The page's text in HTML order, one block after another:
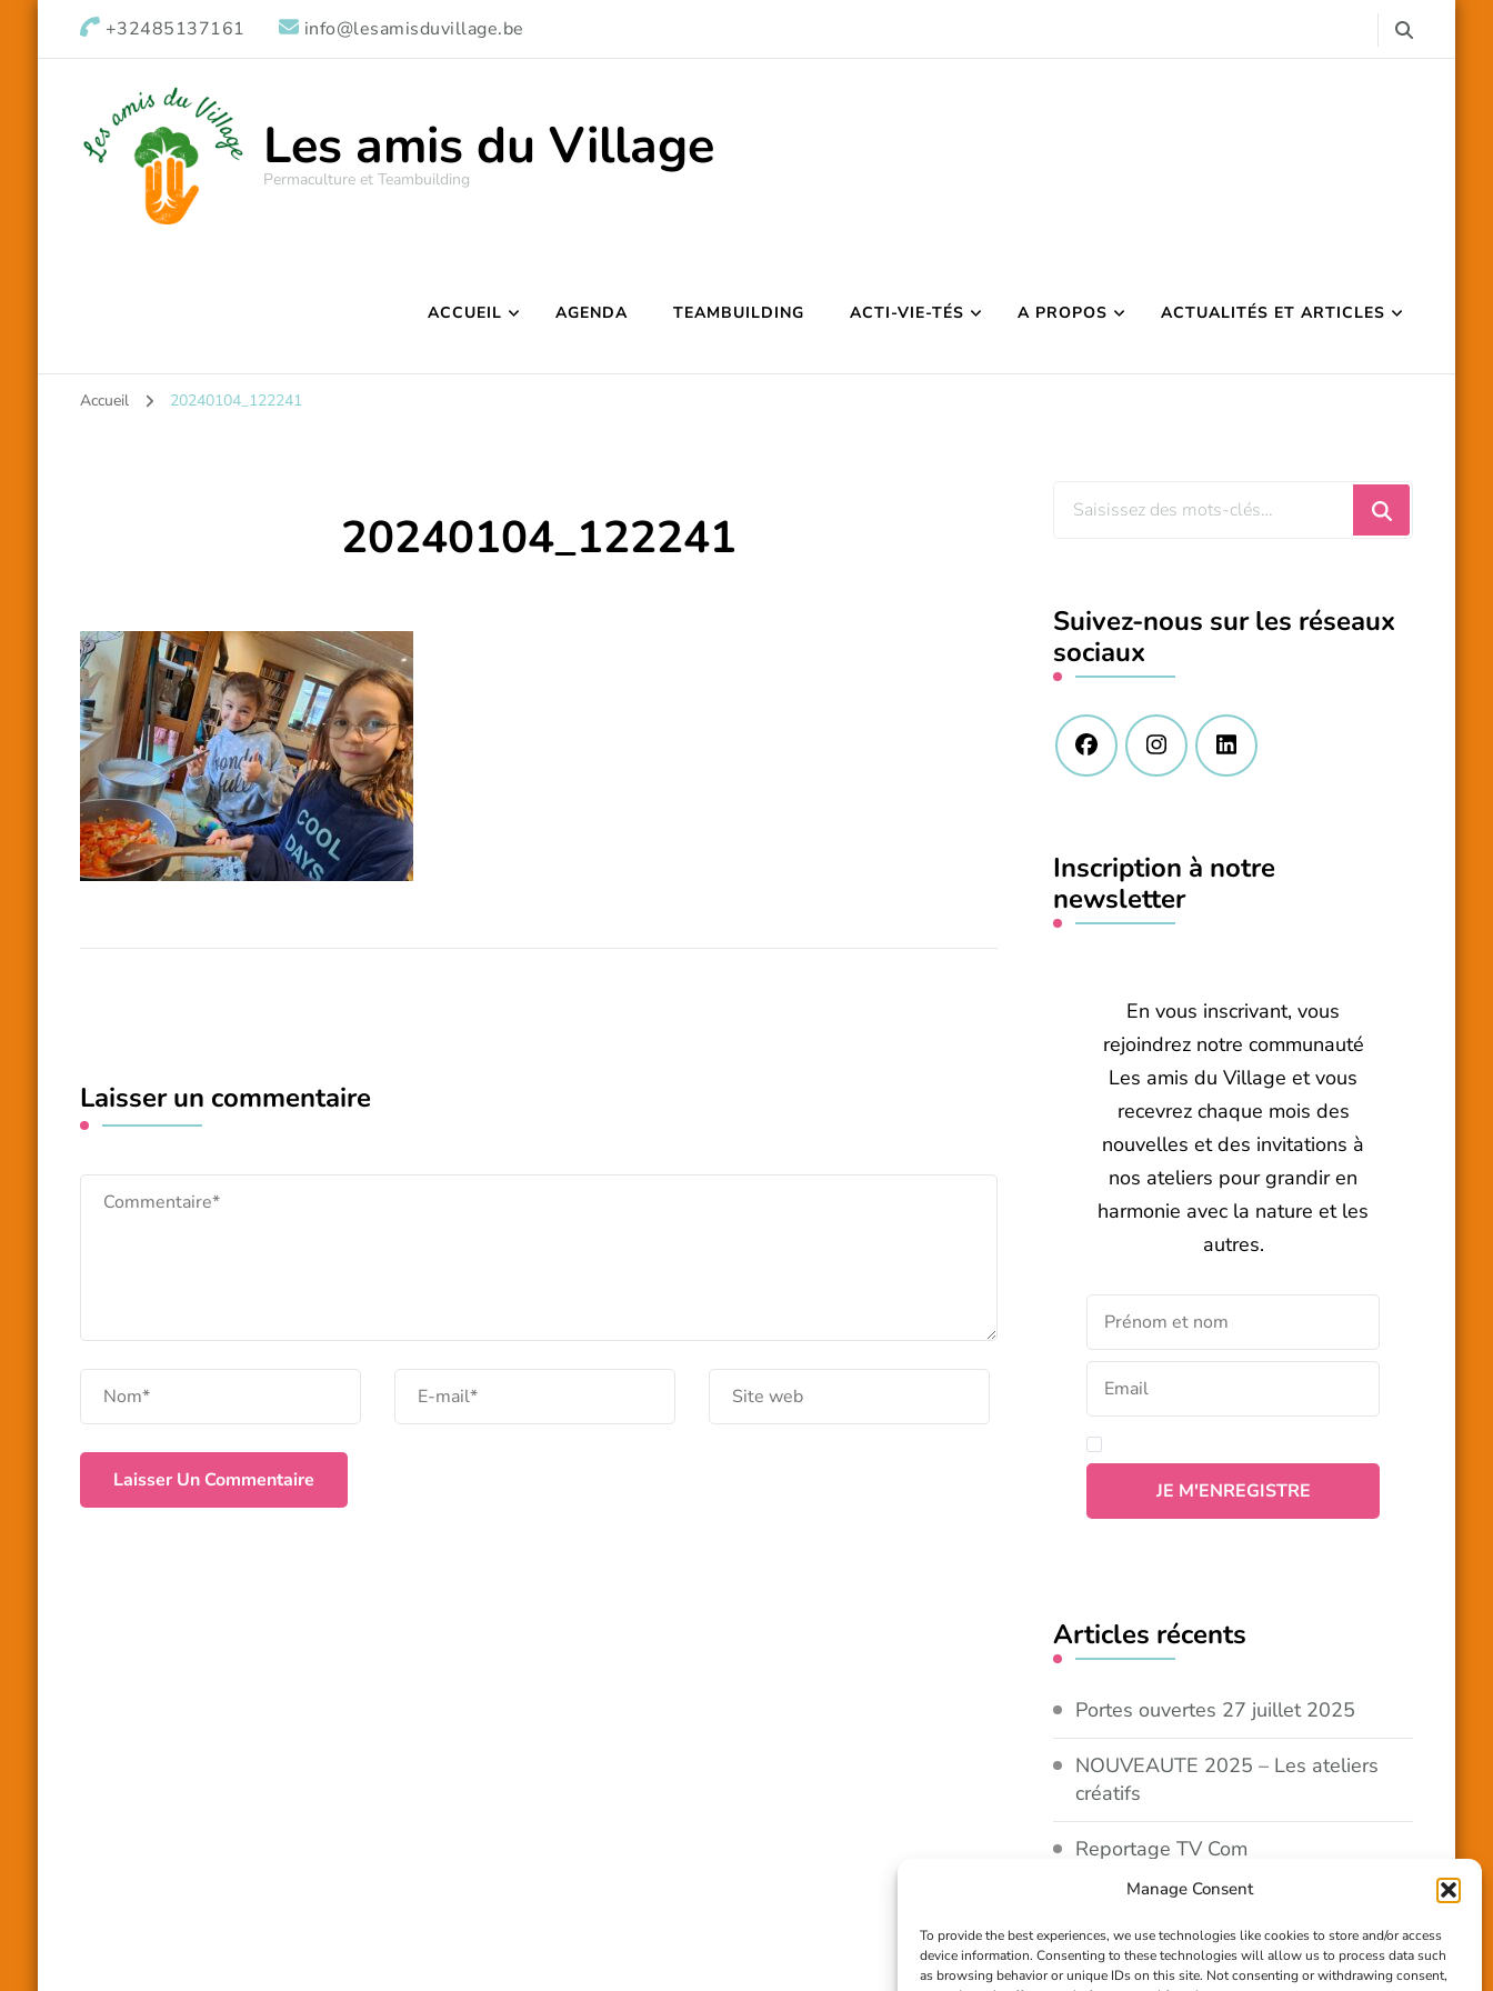
Manage Consent
To provide the best experiences, we use technologies like cookies to store and/or access
device information. Consenting to these technologies will allow us to process data such
as browsing behavior or unique IDs on this site. Not consenting or withdrawing consent,
+32485137161 info@lesamisduvillage.be
Les amis du Village
Permaculture et Teambuilding
ACCUEIL AGENDA TEAMBUILDING ACTI-VIE-TÉS A PROPOS ACTUALITÉS ET ARTICLES
Accueil 20240104_122241
20240104_122241
Laisser un commentaire
Vous
?
Suivez-nous sur les réseaux
sociaux
Inscription à notre
newsletter
En vous inscrivant, vous
rejoindrez notre communauté
Les amis du Village et vous
recevrez chaque mois des
nouvelles et des invitations à
nos ateliers pour grandir en
harmonie avec la nature et les
autres.
Articles récents
Portes ouvertes 27 juillet 2025
NOUVEAUTE 2025 – Les ateliers
créatifs
Reportage TV Com
Construction en terre-paille
Chantier Participatif Terre Paille